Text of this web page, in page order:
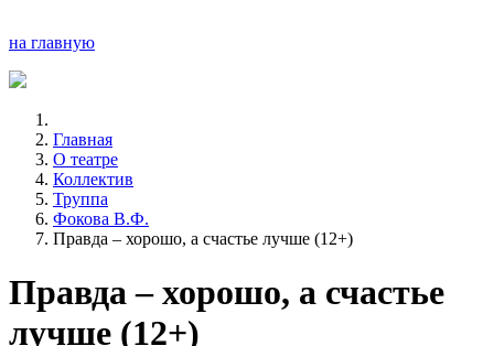
на главную
Главная
О театре
Коллектив
Труппа
Фокова В.Ф.
Правда – хорошо, а счастье лучше (12+)
Правда – хорошо, а счастье
лучше (12+)